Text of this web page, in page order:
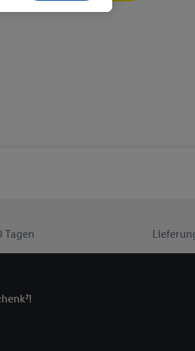
Tagen
Speichern von
auszuspielen.
E-Mail-
verfügbar ist.
zu erfassen.
Dritten betrieben
speziell zur
generell zu